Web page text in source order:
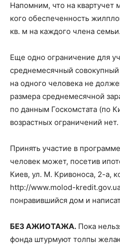
Напомним, что на квартучет
кого обеспеченность
кв. м на каждого члена семьи.
Еще одно ограничение для
среднемесячный
на одного человека не
размера среднемесячной
по данным Госкомстата (по
возрастных ограничений нет.
Принять участие в
человек может, посетив
Киев, ул. М. Кривоноса, 2-а,
http://www.molod-
понравившийся дом и
БЕЗ АЖИОТАЖА. Пока
фонда штурмуют толпы